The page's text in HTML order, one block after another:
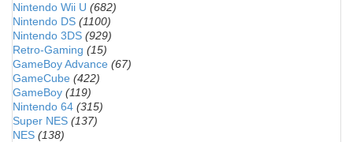
Nintendo Wii U (682)
Nintendo DS (1100)
Nintendo 3DS (929)
Retro-Gaming (15)
GameBoy Advance (67)
GameCube (422)
GameBoy (119)
Nintendo 64 (315)
Super NES (137)
NES (138)